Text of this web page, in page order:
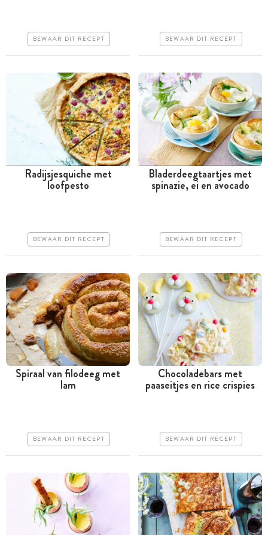
BEWAAR DIT RECEPT BEWAAR DIT RECEPT
Tussen 30 minuten en 1
Radijsjesquiche met
loofpesto
BEWAAR DIT RECEPT
Tussen 30 minuten en 1
Bladerdeegtaartjes met
spinazie, ei en avocado
BEWAAR DIT RECEPT
Tussen 30 minuten en 1
Spiraal van filodeeg met
lam
BEWAAR DIT RECEPT
Minder dan 30 minuten
Erg makkelijk
Chocoladebars met
paaseitjes en rice crispies
BEWAAR DIT RECEPT